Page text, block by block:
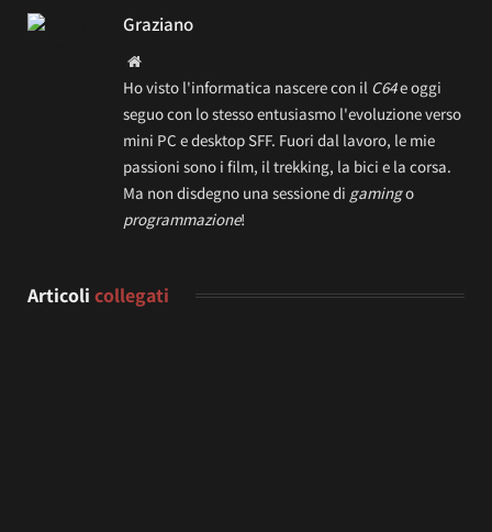
Graziano
Website
Ho visto l'informatica nascere con il C64e oggi
seguo con lo stesso entusiasmo l'evoluzione verso
mini PC e desktop SFF. Fuori dal lavoro, le mie
passioni sono i film, il trekking, la bici e la corsa.
Ma non disdegno una sessione di gamingo
programmazione!
Articoli collegati